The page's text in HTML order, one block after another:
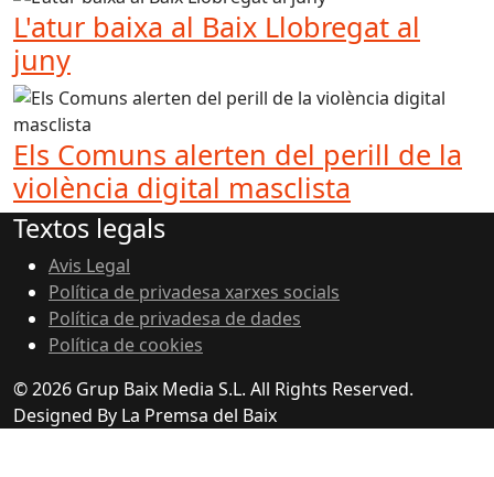
L'atur baixa al Baix Llobregat al
juny
Els Comuns alerten del perill de la
violència digital masclista
Textos legals
Avis Legal
Política de privadesa xarxes socials
Política de privadesa de dades
Política de cookies
© 2026 Grup Baix Media S.L. All Rights Reserved.
Designed By La Premsa del Baix